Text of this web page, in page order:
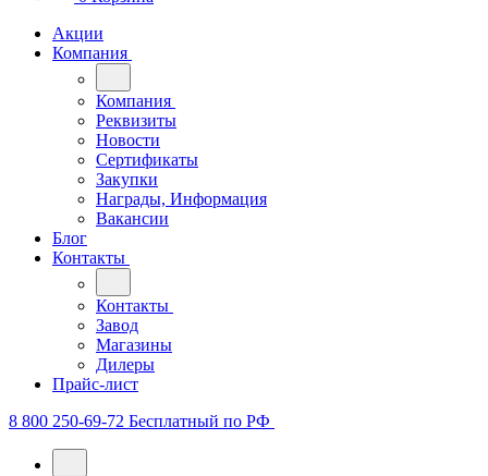
Акции
Компания
Компания
Реквизиты
Новости
Сертификаты
Закупки
Награды, Информация
Вакансии
Блог
Контакты
Контакты
Завод
Магазины
Дилеры
Прайс-лист
8 800 250-69-72 Бесплатный по РФ